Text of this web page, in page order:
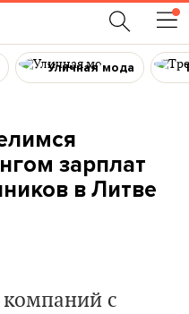
Уличная мода
зарплат
в Литве
компаний с